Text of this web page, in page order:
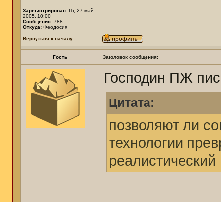
Зарегистрирован: Пт, 27 май
2005, 10:00
Сообщения: 788
Откуда: Феодосия
Вернуться к началу
Гость Заголовок сообщения:
Господин ПЖ
Цитата:
позволяют ли
технологии
реалистический